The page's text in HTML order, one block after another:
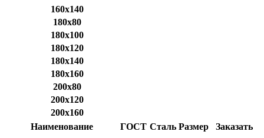
160x140
180x80
180x100
180x120
180x140
180x160
200x80
200x120
200x160
Наименование
ГОСТ Сталь Размер
Заказать